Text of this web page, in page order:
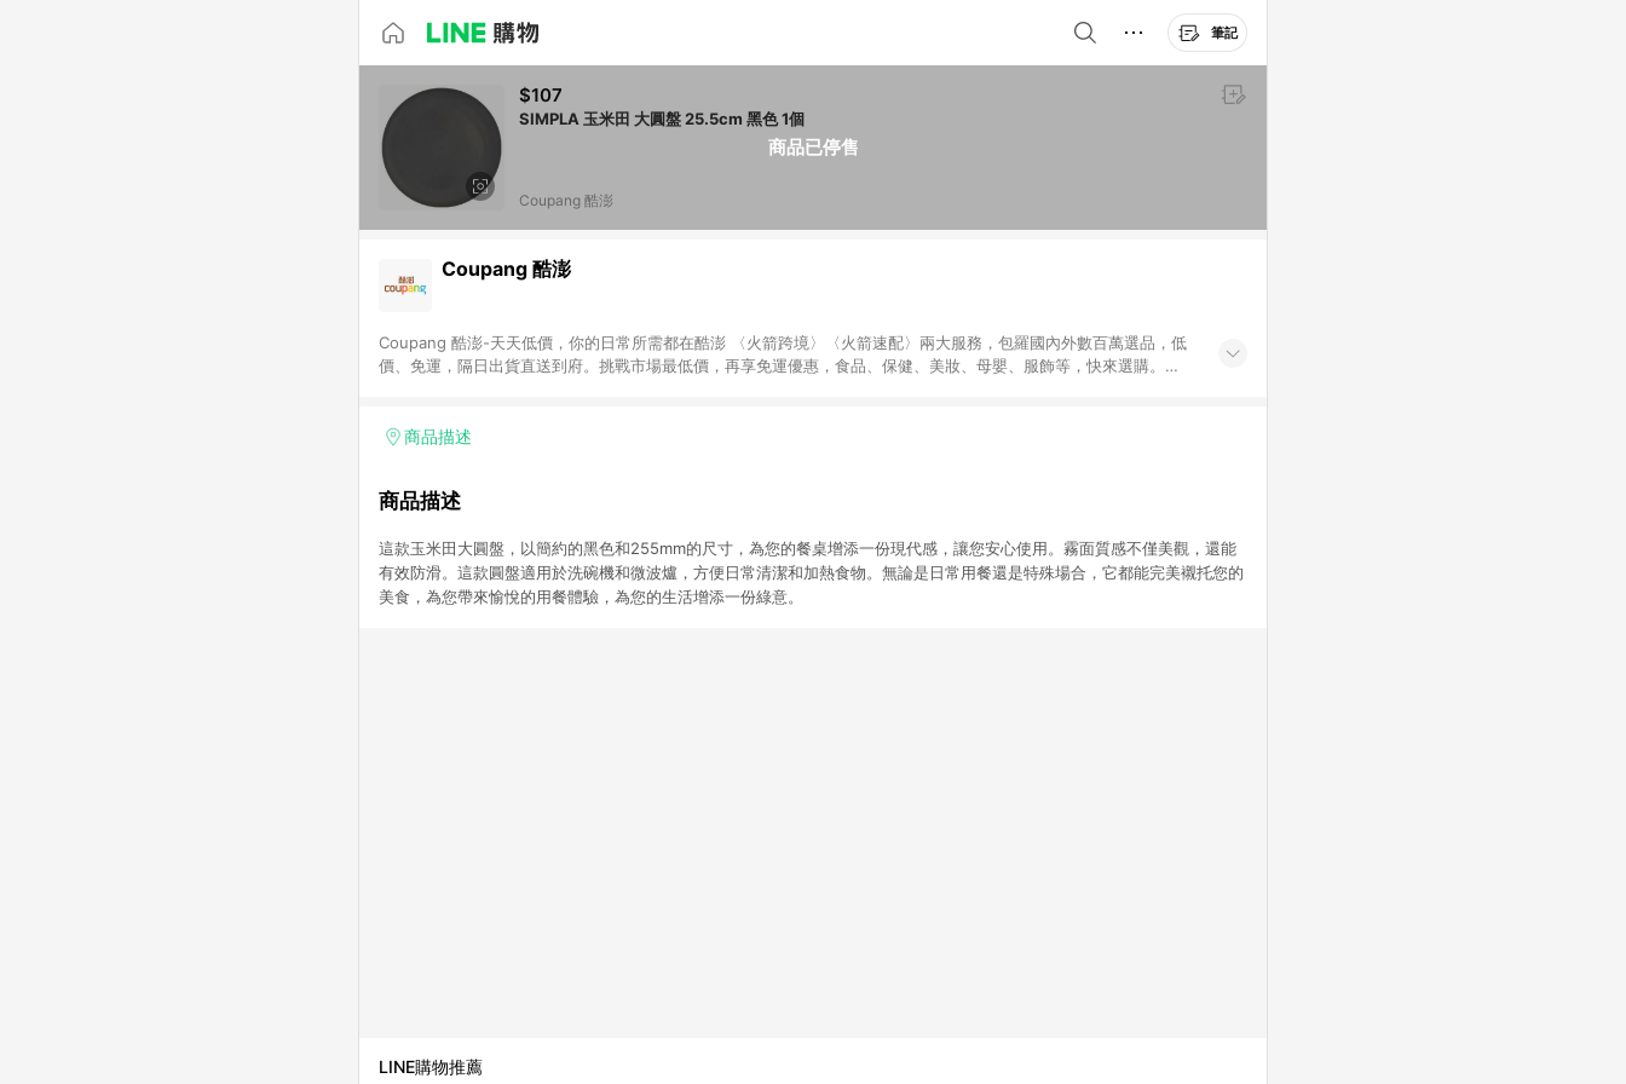
筆記
商品已停售
$107
SIMPLA 玉米田 大圓盤 25.5cm 黑色 1個
Coupang 酷澎
Coupang 酷澎
Coupang 酷澎-天天低價，你的日常所需都在酷澎 〈火箭跨境〉〈火箭速配〉兩大服務，包羅國內外數百萬選品，低
價、免運，隔日出貨直送到府。挑戰市場最低價，再享免運優惠，食品、保健、美妝、母嬰、服飾等，快來選購。
商品描述
商品描述
這款玉米田大圓盤，以簡約的黑色和255mm的尺寸，為您的餐桌增添一份現代感，讓您安心使用。霧面質感不僅美觀，還能
有效防滑。這款圓盤適用於洗碗機和微波爐，方便日常清潔和加熱食物。無論是日常用餐還是特殊場合，它都能完美襯托您的
美食，為您帶來愉悅的用餐體驗，為您的生活增添一份綠意。
LINE購物推薦